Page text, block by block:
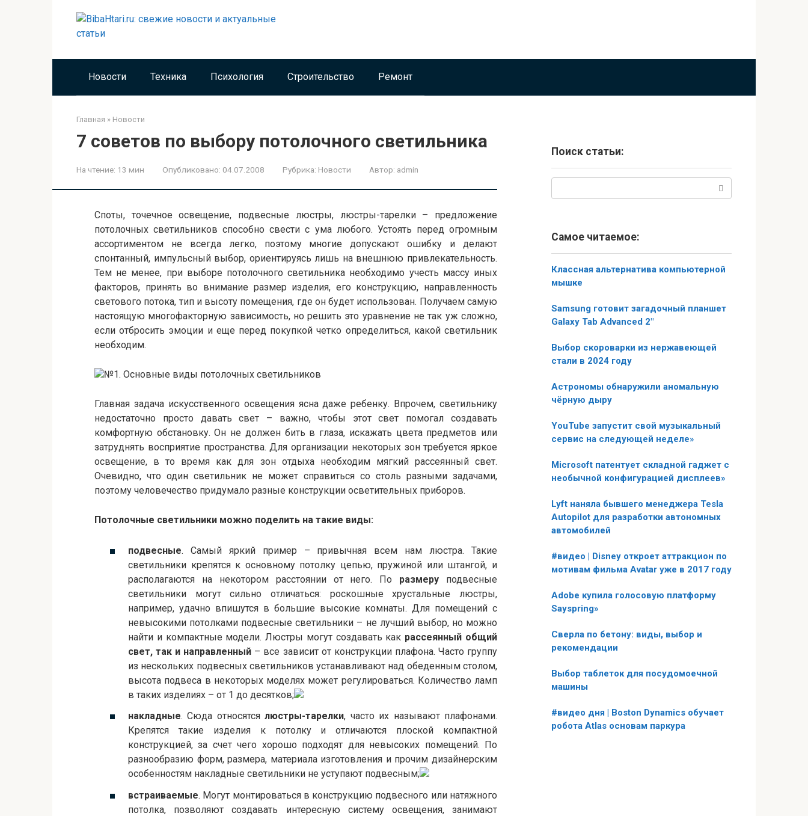
Новости Техника Психология Строительство Ремонт
Главная » Новости
7 советов по выбору потолочного светильника
На чтение: 13 мин Опубликовано: 04.07.2008 Рубрика: Новости Автор: admin
Споты, точечное освещение, подвесные люстры, люстры-тарелки – предложение
потолочных светильников способно свести с ума любого. Устоять перед огромным
ассортиментом не всегда легко, поэтому многие допускают ошибку и делают
спонтанный, импульсный выбор, ориентируясьлишь на внешнюю привлекательность.
Тем не менее, при выборе потолочного светильника необходимо учесть массу иных
факторов, принять во внимание размер изделия, его конструкцию, направленность
светового потока, тип и высоту помещения, где он будет использован. Получаем самую
настоящую многофакторную зависимость, но решить это уравнение не так уж сложно,
если отбросить эмоции и еще перед покупкой четко определиться, какой светильник
необходим.
№1. Основные виды потолочных светильников
Главная задача искусственного освещения ясна даже ребенку. Впрочем, светильнику
недостаточно просто давать свет – важно, чтобы этот свет помогал создавать
комфортную обстановку. Он не должен бить в глаза, искажать цвета предметов или
затруднять восприятие пространства. Для организации некоторых зон требуется яркое
освещение, в то время как для зон отдыха необходим мягкий рассеянный свет.
Очевидно, что один светильник не может справиться со столь разными задачами,
поэтому человечество придумало разные конструкции осветительных приборов.
Потолочные светильники можно поделить на такие виды:
подвесные. Самый яркий пример – привычная всем нам люстра. Такие
светильники крепятся к основному потолку цепью, пружиной или штангой, и
располагаются на некотором расстоянии от него. По размеру подвесные
светильники могут сильно отличаться: роскошные хрустальные люстры,
например, удачно впишутся в большие высокие комнаты. Для помещений с
невысокими потолками подвесные светильники – не лучший выбор, но можно
найти и компактные модели. Люстры могут создавать как рассеянный общий
свет, так и направленный – все зависит от конструкции плафона. Часто группу
из нескольких подвесных светильников устанавливают над обеденным столом,
высота подвеса в некоторых моделях может регулироваться. Количество ламп
в таких изделиях – от 1 до десятков;
накладные. Сюда относятсялюстры-тарелки, часто их называют плафонами.
Крепятся такие изделия к потолку и отличаются плоской компактной
конструкцией, за счет чего хорошо подходят для невысоких помещений. По
разнообразию форм, размера, материала изготовления и прочим дизайнерским
особенностям накладные светильники не уступают подвесным;
встраиваемые. Могут монтироваться в конструкцию подвесного или натяжного
потолка, позволяют создавать интересную систему освещения, занимают
Поиск статьи:
Самое читаемое:
Классная альтернатива компьютерной
мышке
Samsung готовит загадочный планшет
Galaxy Tab Advanced 2″
Выбор скороварки из нержавеющей
стали в 2024 году
Астрономы обнаружили аномальную
чёрную дыру
YouTube запустит свой музыкальный
сервис на следующей неделе»
Microsoft патентует складной гаджет с
необычной конфигурацией дисплеев»
Lyft наняла бывшего менеджера Tesla
Autopilot для разработки автономных
автомобилей
#видео | Disney откроет аттракцион по
мотивам фильма Avatar уже в 2017 году
Adobe купила голосовую платформу
Sayspring»
Сверла по бетону: виды, выбор и
рекомендации
Выбор таблеток для посудомоечной
машины
#видео дня | Boston Dynamics обучает
робота Atlas основам паркура